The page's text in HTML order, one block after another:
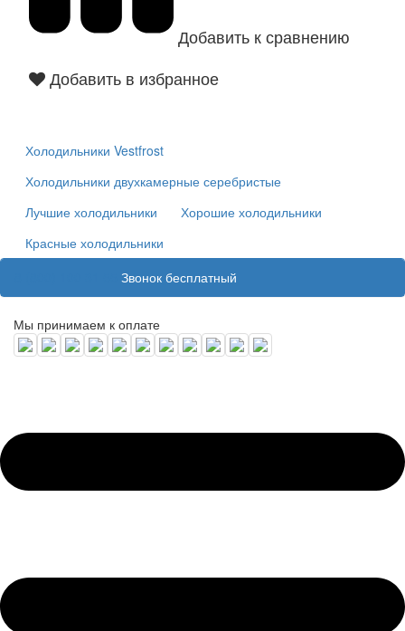
Добавить к сравнению
Добавить в избранное
Холодильники Vestfrost
Холодильники двухкамерные серебристые
Лучшие холодильники
Хорошие холодильники
Красные холодильники
Звонок бесплатный
Мы принимаем к оплате